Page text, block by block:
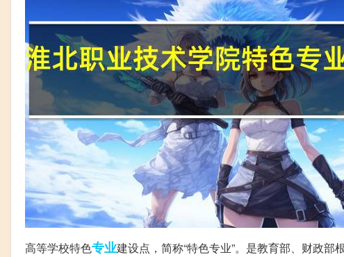
高等学校特色专业建设点，简称“特色专业”。是教育部、财政